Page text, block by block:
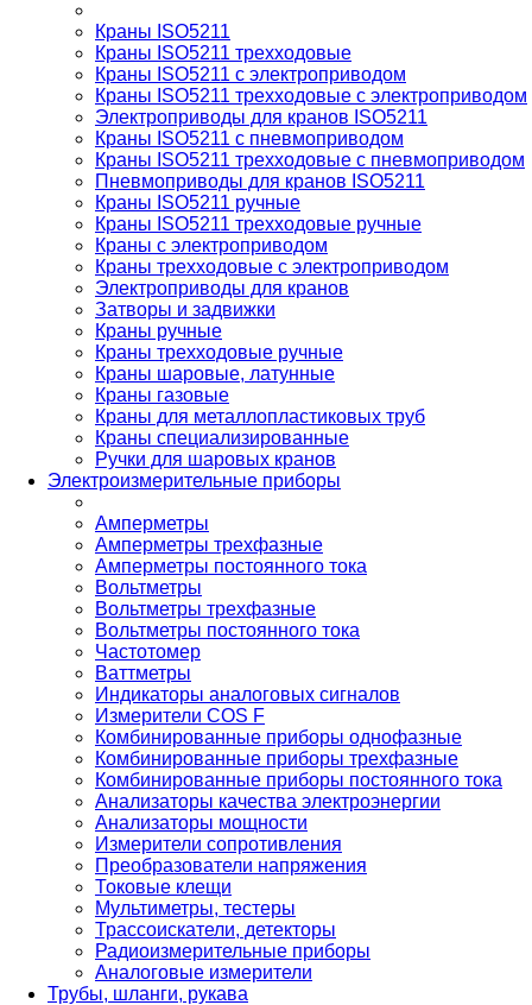
Краны ISO5211
Краны ISO5211 трехходовые
Краны ISO5211 с электроприводом
Краны ISO5211 трехходовые с электроприводом
Электроприводы для кранов ISO5211
Краны ISO5211 с пневмоприводом
Краны ISO5211 трехходовые с пневмоприводом
Пневмоприводы для кранов ISO5211
Краны ISO5211 ручные
Краны ISO5211 трехходовые ручные
Краны с электроприводом
Краны трехходовые с электроприводом
Электроприводы для кранов
Затворы и задвижки
Краны ручные
Краны трехходовые ручные
Краны шаровые, латунные
Краны газовые
Краны для металлопластиковых труб
Краны специализированные
Ручки для шаровых кранов
Электроизмерительные приборы
Амперметры
Амперметры трехфазные
Амперметры постоянного тока
Вольтметры
Вольтметры трехфазные
Вольтметры постоянного тока
Частотомер
Ваттметры
Индикаторы аналоговых сигналов
Измерители COS F
Комбинированные приборы однофазные
Комбинированные приборы трехфазные
Комбинированные приборы постоянного тока
Анализаторы качества электроэнергии
Анализаторы мощности
Измерители сопротивления
Преобразователи напряжения
Токовые клещи
Мультиметры, тестеры
Трассоискатели, детекторы
Радиоизмерительные приборы
Аналоговые измерители
Трубы, шланги, рукава